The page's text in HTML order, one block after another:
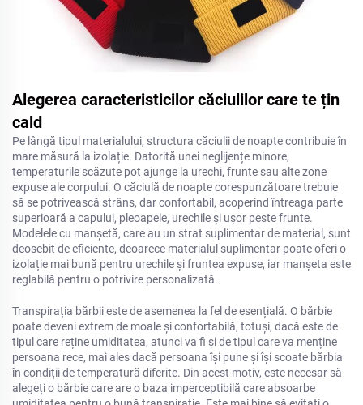
Alegerea caracteristicilor căciulilor care te țin
cald
Pe lângă tipul materialului, structura căciulii de noapte contribuie în
mare măsură la izolație. Datorită unei neglijențe minore,
temperaturile scăzute pot ajunge la urechi, frunte sau alte zone
expuse ale corpului. O căciulă de noapte corespunzătoare trebuie
să se potrivească strâns, dar confortabil, acoperind întreaga parte
superioară a capului, pleoapele, urechile și ușor peste frunte.
Modelele cu manșetă, care au un strat suplimentar de material, sunt
deosebit de eficiente, deoarece materialul suplimentar poate oferi o
izolație mai bună pentru urechile și fruntea expuse, iar manșeta este
reglabilă pentru o potrivire personalizată.
Transpirația bărbii este de asemenea la fel de esențială. O bărbie
poate deveni extrem de moale și confortabilă, totuși, dacă este de
tipul care reține umiditatea, atunci va fi și de tipul care va menține
persoana rece, mai ales dacă persoana își pune și își scoate bărbia
în condiții de temperatură diferite. Din acest motiv, este necesar să
alegeți o bărbie care are o baza imperceptibilă care absoarbe